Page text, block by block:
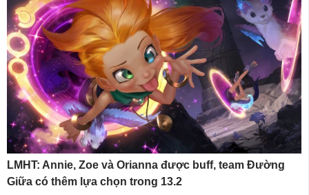
LMHT: Annie, Zoe và Orianna được buff, team Đường
Giữa có thêm lựa chọn trong 13.2